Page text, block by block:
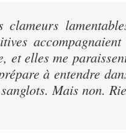
clameurs
et elles me
à entendre
Mais non.